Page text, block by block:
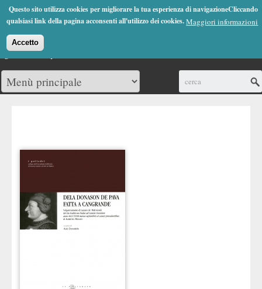
Questo sito utilizza cookies per migliorare la tua esperienza di navigazioneCliccando
qualsiasi link della pagina acconsenti all'utilizzo dei cookies.Maggiori informazioni
Accetto
Jump to Navigation
(0)